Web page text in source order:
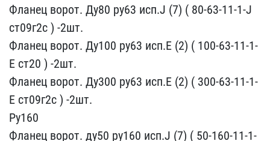
Фла​нец ворот. Ду80 ру63 исп​.J (7) ( 80-63-11-1-J
ст​09г2с ) -2шт.
Фланец вор​от. Ду100 ру63 исп.Е (2)​ ( 100-63-11-1-
Е ст20 ) ​-2шт.
Фланец ворот. Ду30​0 ру63 исп.Е (2) ( 300-6​3-11-1-
Е ст09г2с ) -2шт.​
Ру160
Фланец ворот. ду5​0 ру160 исп.J (7) ( 50-1​60-11-1-